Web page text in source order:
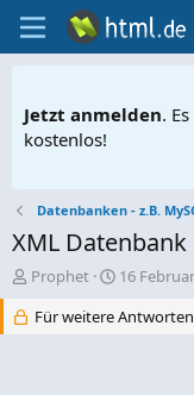
Jetzt anmelden.
kostenlos!
Datenbanken - z.B.
XML Datenbank
E
s
Prophet
E
s
16
Für weitere